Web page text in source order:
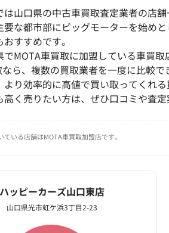
は山口県の中古車買取査定業者の店
要な都市部にビッグモーターを始め
すすめです。
MOTA車買取に加盟している車買
ら、複数の買取業者を一度に比較
より効率的に高値で買い取ってくれる
く売りたい方は、ぜひ口コミや査
ている店舗はMOTA車買取加盟店です。
ハッピーカーズ山口東店
山口県光市虹ケ浜3丁目2-23